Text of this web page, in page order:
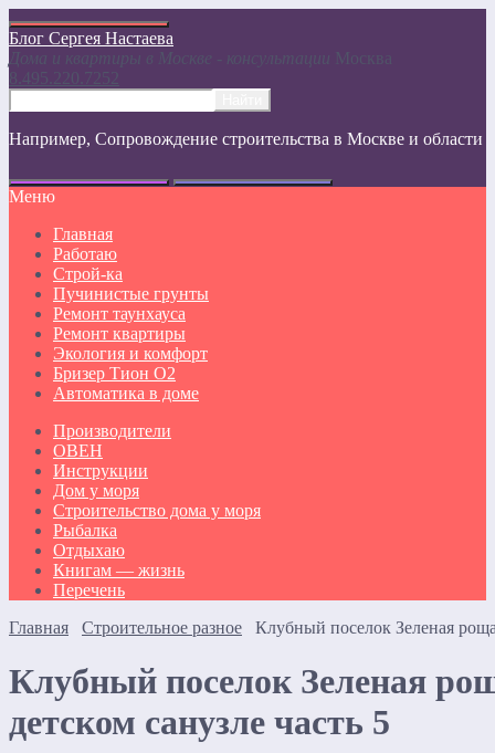
Блог Сергея Настаева
Дома и квартиры в Москве - консультации Москвa
8.495.220.7252
Например, Сопровождение строительства в Москве и области
Меню
Главная
Работаю
Строй-ка
Пучинистые грунты
Ремонт таунхауса
Ремонт квартиры
Экология и комфорт
Бризер Тион О2
Автоматика в доме
Производители
ОВЕН
Инструкции
Дом у моря
Строительство дома у моря
Рыбалка
Отдыхаю
Книгам — жизнь
Перечень
Главная
Строительное разное Клубный поселок Зеленая
Клубный поселок Зеленая
детском санузле часть 5